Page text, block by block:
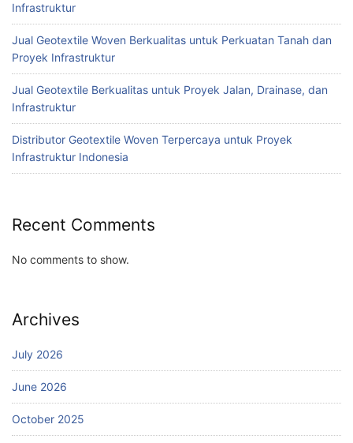
Infrastruktur
Jual Geotextile Woven Berkualitas untuk Perkuatan Tanah dan
Proyek Infrastruktur
Jual Geotextile Berkualitas untuk Proyek Jalan, Drainase, dan
Infrastruktur
Distributor Geotextile Woven Terpercaya untuk Proyek
Infrastruktur Indonesia
Recent Comments
No comments to show.
Archives
July 2026
June 2026
October 2025